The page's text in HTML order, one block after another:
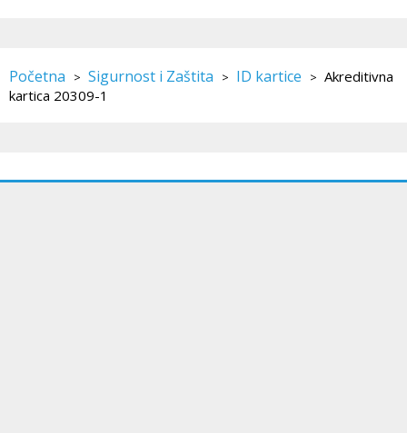
Početna > Sigurnost i Zaštita > ID kartice > Akreditivna
kartica 20309-1